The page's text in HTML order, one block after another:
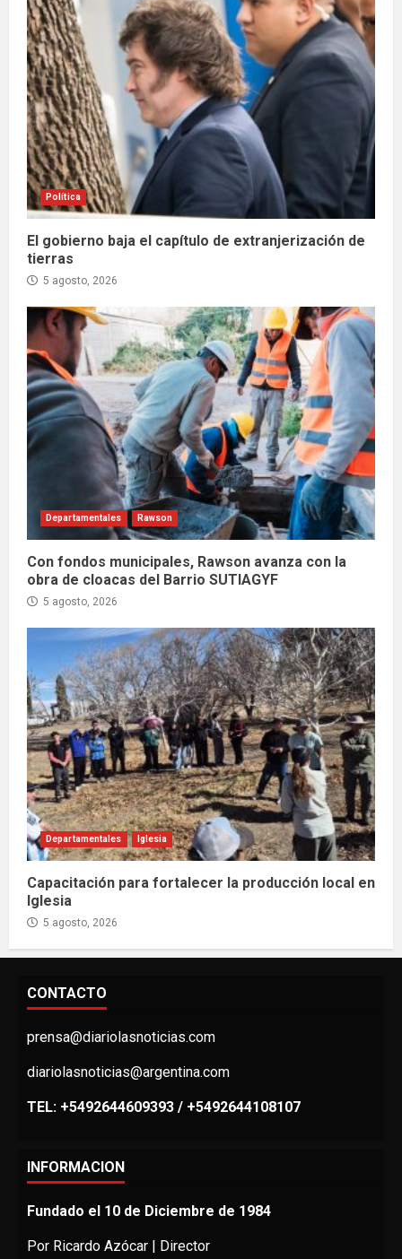
Política
El gobierno baja el capítulo de extranjerización de
tierras
5 agosto, 2026
Departamentales Rawson
Con fondos municipales, Rawson avanza con la
obra de cloacas del Barrio SUTIAGYF
5 agosto, 2026
Departamentales Iglesia
Capacitación para fortalecer la producción local en
Iglesia
5 agosto, 2026
CONTACTO
prensa@diariolasnoticias.com
diariolasnoticias@argentina.com
TEL: +5492644609393 / +5492644108107
INFORMACION
Fundado el 10 de Diciembre de 1984
Por Ricardo Azócar | Director